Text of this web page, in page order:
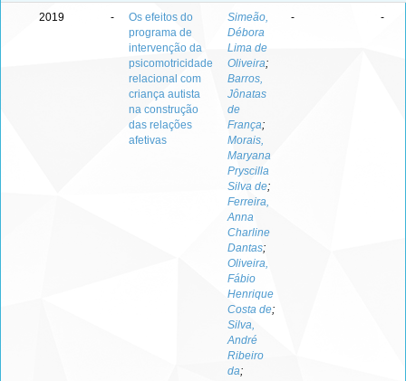
2019 -
Os efeitos do
programa de
intervenção da
psicomotricidade
relacional com
criança autista
na construção
das relações
afetivas
Simeão,
Débora
Lima de
Oliveira;
Barros,
Jônatas
de
França;
Morais,
Maryana
Pryscilla
Silva de;
Ferreira,
Anna
Charline
Dantas;
Oliveira,
Fábio
Henrique
Costa de;
Silva,
André
Ribeiro
da;
- -